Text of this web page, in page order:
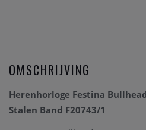
OMSCHRIJVING
Herenhorloge Festina
Stalen Band F20743/1